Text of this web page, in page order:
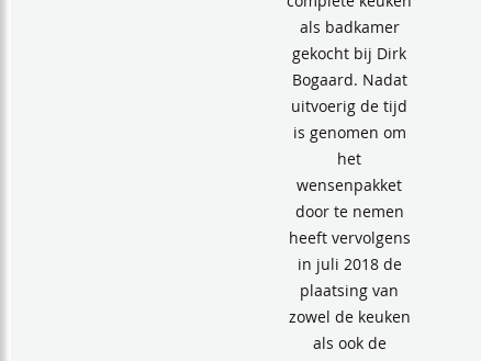
als badkamer
gekocht bij Dirk
Bogaard. Nadat
uitvoerig de tijd
is genomen om
het
wensenpakket
door te nemen
heeft vervolgens
in juli 2018 de
plaatsing van
zowel de keuken
als ook de